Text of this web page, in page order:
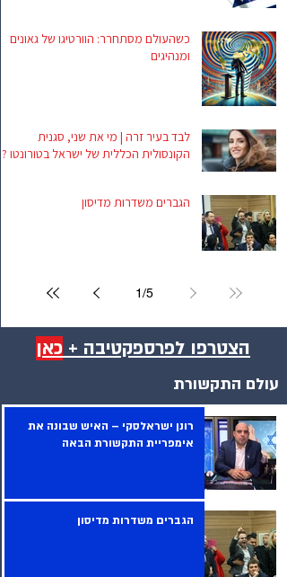
כשהעולם מסתחרר: הוורטיגו של גאונים
ומנהיגים
לבד בעיר זרה | מי את שני, סגנית
הקונסולית הכללית של ישראל בטורונטו ?
הגברים משדרות מדיסון
1/5
הצטרפו לפרספקטיבה + כאן
עולם התקשורת
רונן ישראלסקי – האיש שבונה את
אימפריית התקשורת הבאה
הגברים משדרות מדיסון